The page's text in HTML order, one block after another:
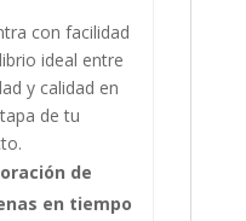
con facilidad
ideal entre
y calidad en
de tu
de
en tiempo